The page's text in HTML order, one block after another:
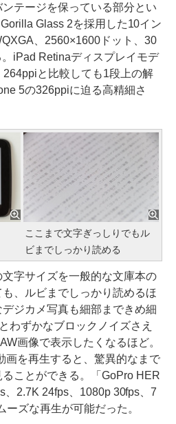
テージを保っている部分とい
Glass 2を採用した10イン
、2560×1600ドット、30
iPad Retinaディスプレイモデ
と比較しても1段上の解
5の326ppiに迫る高精細さ
ここまで文字ぎっしりでもル
ビまでしっかり読める
字サイズを一般的な文庫本の
、ルビまでしっかり読めるほ
ジカメ写真も細部まできめ細
わずかなブロックノイズさえ
画像で表示したくなるほど。
画を再生すると、驚異的なまで
ことができる。「GoPro HER
、2.7K 24fps、1080p 30fps、7
ズな再生が可能だった。